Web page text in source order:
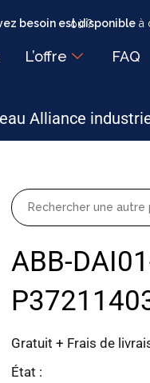
besoin est disponible
à quelques kilomètres, mais faut-il encore savoir où ?
L’offre FAQ
Alliance
ABB-
Gratuit + Frais de
État :